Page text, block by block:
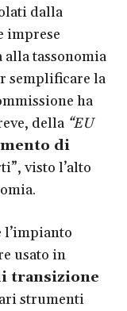
dalla
imprese
tassonomia
semplificare la
ha
della “EU
di
visto l’alto
usato in
transizione
strumenti